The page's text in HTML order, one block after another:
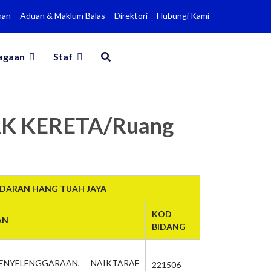
Aduan & Maklum Balas Direktori Hubungi Kami
Staf
KERETA/Ruang
HANG TUAH JAYA
KOD
BIDANG
NAIKTARAF
221506